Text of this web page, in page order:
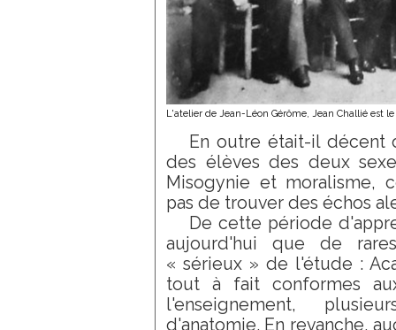
L'atelier de Jean-Léon Gérôme, Jean Challié est le
En outre était-il décent
des élèves des deux
Misogynie et moralisme,
pas de trouver des échos
De cette période
aujourd'hui que de
« sérieux » de l'étude :
tout à fait conformes
l'enseignement,
d'anatomie. En revanche,